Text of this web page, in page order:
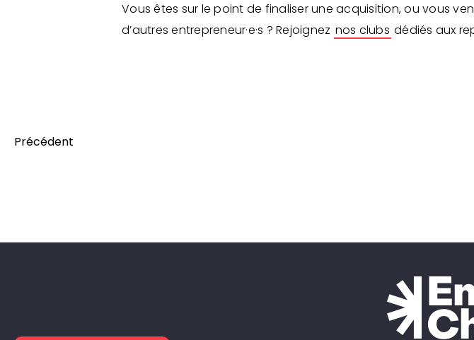
Vous êtes sur le point de finaliser une acquisition, ou vous
d’autres entrepreneur·e·s ? Rejoignez nos clubs dédiés aux
Précédent